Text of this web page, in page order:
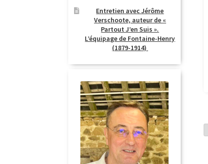
Entretien avec Jérôme
Verschoote, auteur de «
Partout J’en Suis ».
L’équipage de Fontaine-Henry
(1879-1914)